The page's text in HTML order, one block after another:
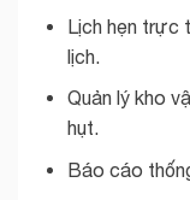
Lịch hẹn trực
lịch.
Quản lý kho
hụt.
Báo cáo